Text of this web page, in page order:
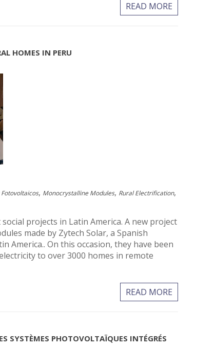
READ MORE
HOMES IN PERU
, Monocrystalline Modules, Rural Electrification,
projects in Latin America. A new project
made by Zytech Solar, a Spanish
America.. On this occasion, they have been
to over 3000 homes in remote
READ MORE
SYSTÈMES PHOTOVOLTAÏQUES INTÉGRÉS